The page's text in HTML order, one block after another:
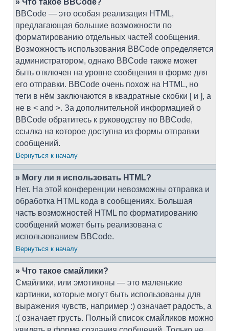
» Что такое BBCode?
BBCode — это особая реализация HTML,
предлагающая большие возможности по
форматированию отдельных частей сообщения.
Возможность использования BBCode определяется
администратором, однако BBCode также может
быть отключен на уровне сообщения в форме для
его отправки. BBCode очень похож на HTML, но
теги в нём заключаются в квадратные скобки [ и ], а
не в < and >. За дополнительной информацией о
BBCode обратитесь к руководству по BBCode,
ссылка на которое доступна из формы отправки
сообщений.
Вернуться к началу
» Могу ли я использовать HTML?
Нет. На этой конференции невозможны отправка и
обработка HTML кода в сообщениях. Большая
часть возможностей HTML по форматированию
сообщений может быть реализована с
использованием BBCode.
Вернуться к началу
» Что такое смайлики?
Смайлики, или эмотиконы — это маленькие
картинки, которые могут быть использованы для
выражения чувств, например :) означает радость, а
:( означает грусть. Полный список смайликов можно